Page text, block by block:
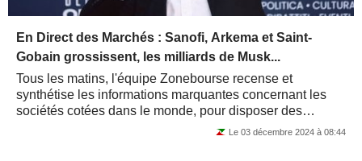
En Direct des Marchés : Sanofi, Arkema et Saint-
Gobain grossissent, les milliards de Musk...
Tous les matins, l'équipe Zonebourse recense et
synthétise les informations marquantes concernant les
sociétés cotées dans le monde, pour disposer des
principales actualités dès le début de la...Le 03 décembre 2024 à 08:44